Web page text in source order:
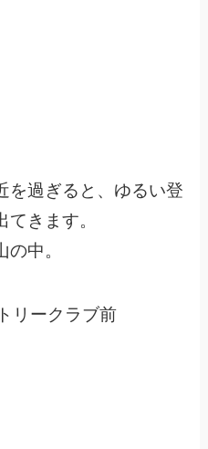
を過ぎると、ゆるい登
きます。
中。
リークラブ前